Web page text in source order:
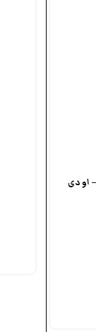
لل رجال 55 مل – او دى